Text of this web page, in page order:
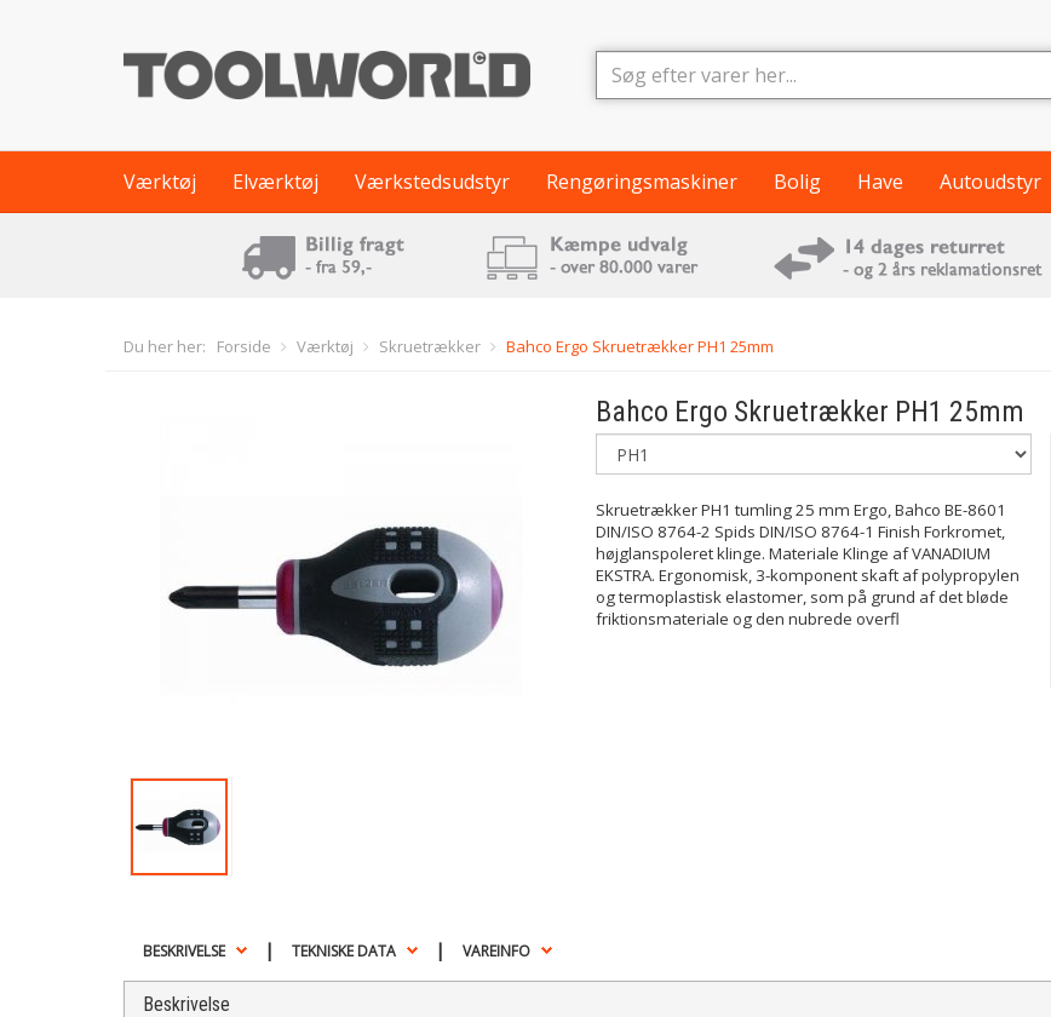
Værktøj Elværktøj Værkstedsudstyr Rengøringsmaskiner Bolig Have Autoudstyr
Du her her: Forside Værktøj Skruetrækker Bahco Ergo Skruetrækker PH1 25mm
Bahco Ergo Skruetrækker PH1 25mm
Skruetrækker PH1 tumling 25 mm Ergo, Bahco BE-8601
DIN/ISO 8764-2 Spids DIN/ISO 8764-1 Finish Forkromet,
højglanspoleret klinge. Materiale Klinge af VANADIUM
EKSTRA. Ergonomisk, 3-komponent skaft af polypropylen
og termoplastisk elastomer, som på grund af det bløde
friktionsmateriale og den nubrede overfl
BESKRIVELSE | TEKNISKE DATA | VAREINFO
Beskrivelse